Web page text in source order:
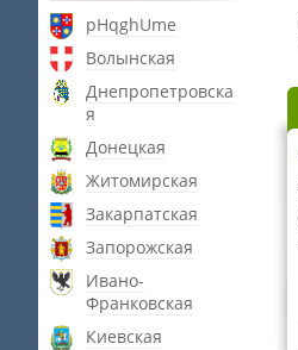
pHqghUme
Волынская
Днепропетровска
я
Донецкая
Житомирская
Закарпатская
Запорожская
Ивано-
Франковская
Киевская